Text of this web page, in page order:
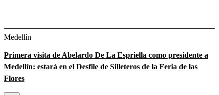
Medellín
Primera visita de Abelardo De La Espriella como presidente a
Medellín: estará en el Desfile de Silleteros de la Feria de las
Flores